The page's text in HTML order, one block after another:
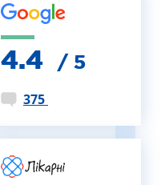
4.4 / 5
375